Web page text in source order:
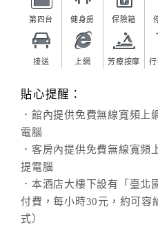
第四台 健身房 保險箱
接送 上網 芳療按摩
貼心提醒：
．館內提供免費無線寬頻上
電腦
．客房內提供免費無線寬頻
提電腦
．本酒店大樓下設有「臺北
付費，每小時30元，約可容
式）